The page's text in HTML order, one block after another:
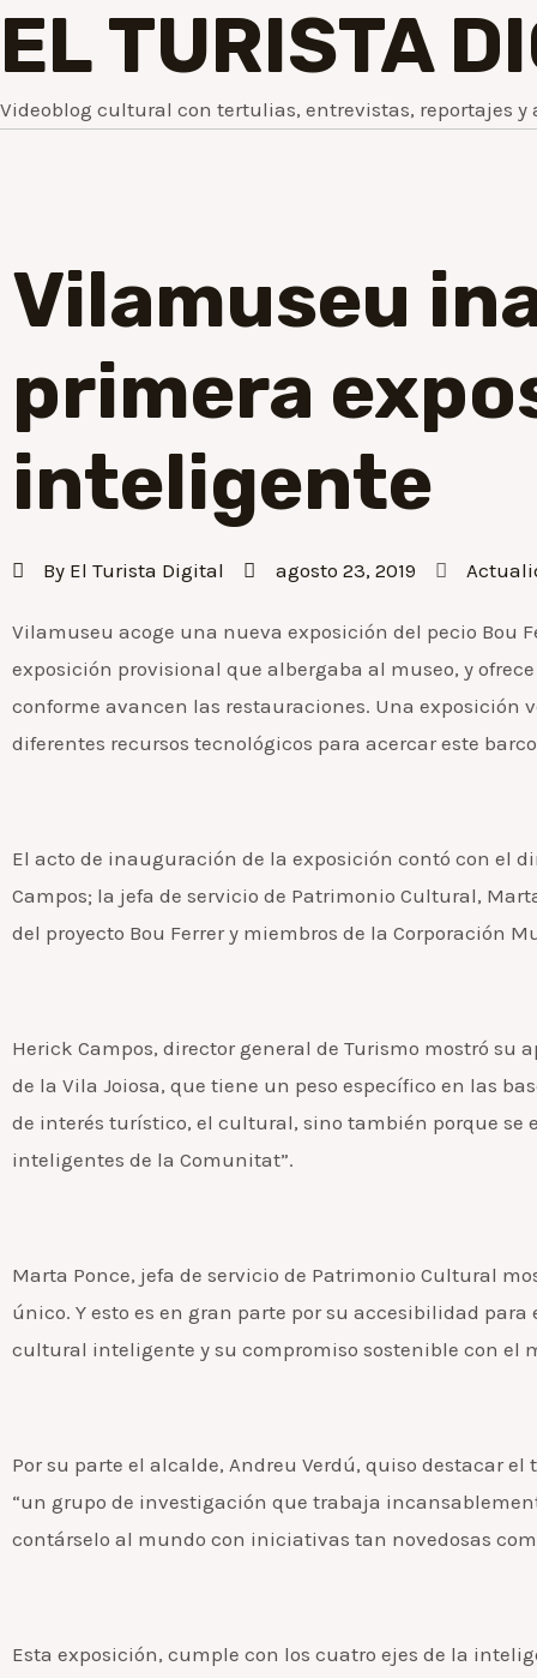
EL TURISTA
Videoblog cultural con tertulias, entrevistas, reportajes y
Vilamuseu
primera
inteligente
By El Turista Digital agosto 23, 2019
Vilamuseu acoge una nueva exposición del pecio Bou
exposición provisional que albergaba al museo, y
conforme avancen las restauraciones. Una exposición
diferentes recursos tecnológicos para acercar este
El acto de inauguración de la exposición contó con el
Campos; la jefa de servicio de Patrimonio Cultural,
del proyecto Bou Ferrer y miembros de la Corporación
Herick Campos, director general de Turismo mostró su
de la Vila Joiosa, que tiene un peso específico en las
de interés turístico, el cultural, sino también porque
inteligentes de la Comunitat”.
Marta Ponce, jefa de servicio de Patrimonio Cultural
único. Y esto es en gran parte por su accesibilidad
cultural inteligente y su compromiso sostenible con el
Por su parte el alcalde, Andreu Verdú, quiso destacar
“un grupo de investigación que trabaja
contárselo al mundo con iniciativas tan novedosas
Esta exposición, cumple con los cuatro ejes de la